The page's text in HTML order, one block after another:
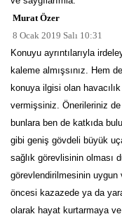
Murat Özer
8 Ocak 2019 Salı 10:31
Konuyu ayrıntılarıyla
kaleme almışsınız. Hem
konuya ilgisi olan
vermişsiniz. Önerileriniz
bunlara ben de katkıda
gibi geniş gövdeli büyük
sağlık görevlisinin olması
görevlendirilmesinin uygun
öncesi kazazede ya da
olarak hayat kurtarmaya